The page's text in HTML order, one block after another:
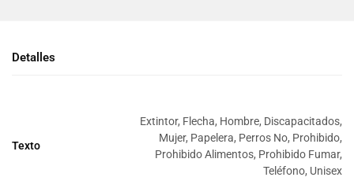
Detalles
Texto
Extintor, Flecha, Hombre, Discapacitados,
Mujer, Papelera, Perros No, Prohibido,
Prohibido Alimentos, Prohibido Fumar,
Teléfono, Unisex